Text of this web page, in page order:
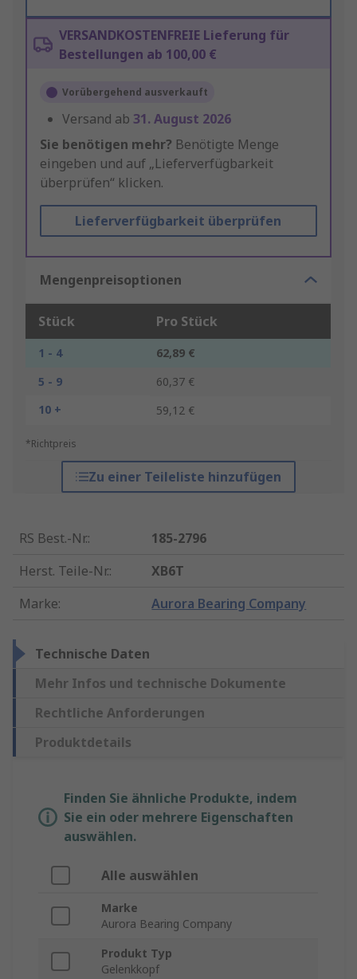
VERSANDKOSTENFREIE Lieferung für
Bestellungen ab 100,00 €
Vorübergehend ausverkauft
Versand ab 31. August 2026
Sie benötigen mehr? Benötigte Menge
eingeben und auf „Lieferverfügbarkeit
überprüfen“ klicken.
Lieferverfügbarkeit überprüfen
Mengenpreisoptionen
Stück Pro Stück
1 - 4
62,89 €
5 - 9
60,37 €
10 +
59,12 €
*Richtpreis
Zu einer Teileliste hinzufügen
RS Best.-Nr.:
185-2796
Herst. Teile-Nr.:
XB6T
Marke: Aurora Bearing Company
Technische Daten
Mehr Infos und technische Dokumente
Rechtliche Anforderungen
Produktdetails
Finden Sie ähnliche Produkte, indem
Sie ein oder mehrere Eigenschaften
auswählen.
Alle auswählen
Marke
Aurora Bearing Company
Produkt Typ
Gelenkkopf